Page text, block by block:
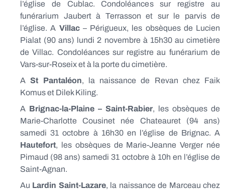
l’église de Cublac. Condoléances sur registre au
funérarium Jaubert à Terrasson et sur le parvis de
l’église. A Villac– Périgueux, les obsèques de Lucien
Pialat (90 ans) lundi 2 novembre à 15h30 au cimetière
de Villac. Condoléances sur registre au funérarium de
Vars-sur-Roseix et à la porte du cimetière.
ASt Pantaléon, la naissance de Revan chez Faik
Komus et Dilek Kiling.
A Brignac-la-Plaine – Saint-Rabier, les obsèques de
Marie-Charlotte Cousinet née Chateauret (94 ans)
samedi 31 octobre à 16h30 en l’église de Brignac. A
Hautefort, les obsèques de Marie-Jeanne Verger née
Pimaud (98 ans) samedi 31 octobre à 10h en l’église de
Saint-Agnan.
Au Lardin Saint-Lazare, la naissance de Marceau chez